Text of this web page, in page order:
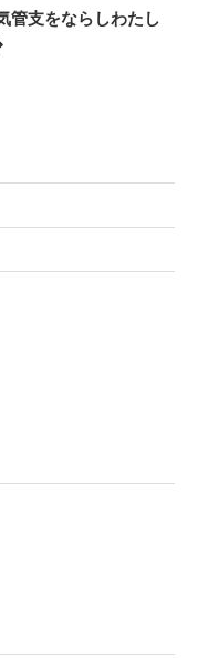
管支をならしわたし